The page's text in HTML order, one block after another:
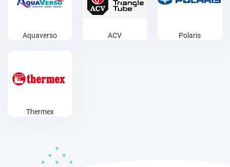
Aquaverso ACV Polaris
Thermex